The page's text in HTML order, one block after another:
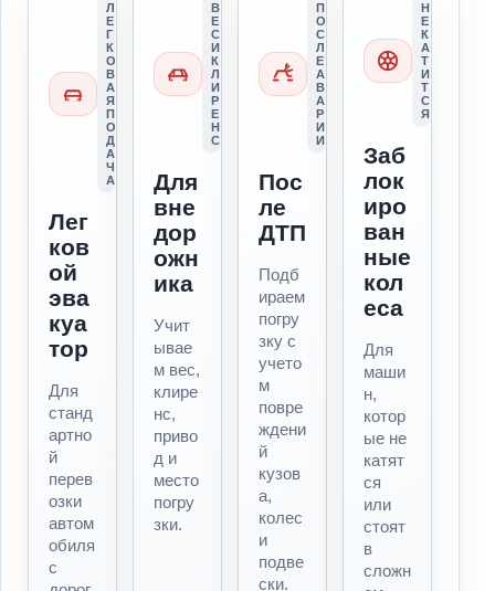
Л
Е
Г
К
О
В
А
Я
П
О
Д
А
Ч
А
Лег
ков
ой
эва
куа
тор
Для
станд
артно
й
перев
озки
автом
обиля
с
В
Е
С
И
К
Л
И
Р
Е
Н
С
Для
вне
дор
ожн
ика
Учит
ывае
м вес,
клире
нс,
приво
д и
место
погру
зки.
П
О
С
Л
Е
А
В
А
Р
И
И
Пос
ле
ДТП
Подб
ираем
погру
зку с
учето
м
повре
ждени
й
кузов
а,
колес
и
подве
ски.
Н
Е
К
А
Т
И
Т
С
Я
Заб
лок
иро
ван
ные
кол
еса
Для
маши
н,
котор
ые не
катят
ся
или
стоят
в
сложн